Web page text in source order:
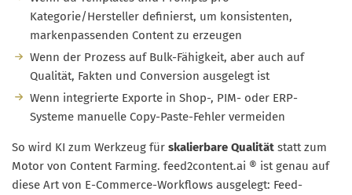
Kategorie/Hersteller definierst, um konsistenten,
markenpassenden Content zu erzeugen
Wenn der Prozess auf Bulk-Fähigkeit, aber auch auf
Qualität, Fakten und Conversion ausgelegt ist
Wenn integrierte Exporte in Shop-, PIM- oder ERP-
Systeme manuelle Copy-Paste-Fehler vermeiden
So wird KI zum Werkzeug für skalierbare Qualität statt zum
Motor von Content Farming. feed2content.ai ® ist genau auf
diese Art von E-Commerce-Workflows ausgelegt: Feed-